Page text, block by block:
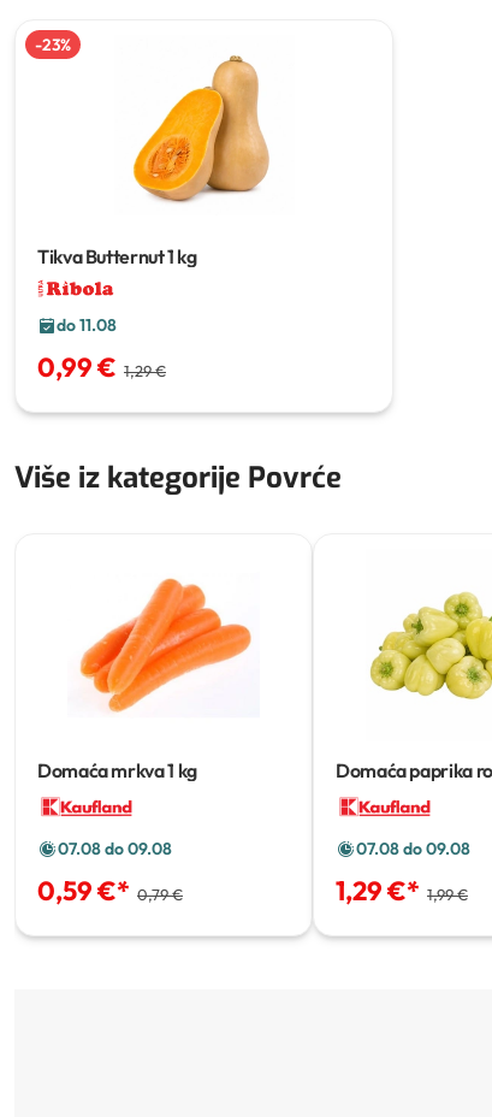
-23%
Tikva Butternut1 kg
do 11.08
0,99 € 1,29 €
Više iz kategorije Povrće
Domaća mrkva1 kg
07.08 do 09.08
0,59 €* 0,79 €
Domaća paprika
07.08 do 09.08
1,29 €* 1,99 €